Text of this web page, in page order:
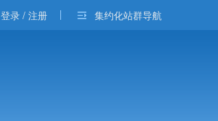
登录 / 注册 集约化站群导航